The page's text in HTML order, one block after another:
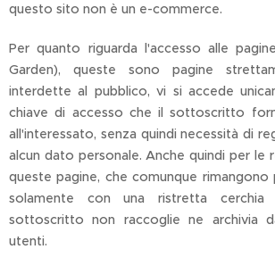
questo sito non è un e-commerce.
Per quanto riguarda l'accesso alle
Garden), queste sono pagine
interdette al pubblico, vi si accede
chiave di accesso che il sottoscritto
all'interessato, senza quindi necessità di
alcun dato personale. Anche quindi per le
queste pagine, che comunque rimangono
solamente con una ristretta
sottoscritto non raccoglie ne archivia
utenti.